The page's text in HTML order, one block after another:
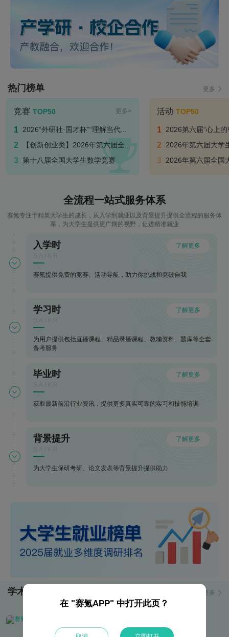
热门榜单 更多
竞赛 TOP50 更多>
2026“外研社·国才杯”“理解当代中国” 外语能力公开赛
【创新创业类】2026年第六届全国大学生技术创新创业大赛-国赛
第十八届全国大学生数学竞赛
活动 TOP50
2026第六届“心上的中国” 全国
2026年第六届大学生生态环境保
2026年第六届全国大学生技
全流程一站式服务体系
赛氪专注于精英大学生的成长，从入学到就业以及背景提升提供全流程的服务体
系，为大学生提供更广阔的视野，促进精准就业
入学时
赛氪提供免费的竞赛、活动导航，助力你挑战和突破自我
了解更多
学习时
为用户提供包括直播课程、精品录播课程、教辅资料、题库等全套
备考服务
了解更多
毕业时
获取最新前沿行业资讯，提供更多真实可靠的实习和技能培训
了解更多
背景提升
为大学生保研考研、论文发表等背景提升提供助力
了解更多
学术资讯
更多
洞察前沿动态，聚焦热点资讯，感知行业脉络，引领启智未来
在 "赛氪APP" 中打开此页？